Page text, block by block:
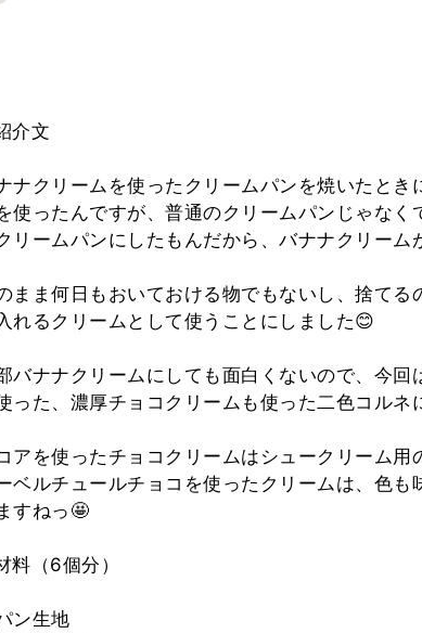
介文
ナクリームを使ったクリームパンを焼いたとき
使ったんですが、普通のクリームパンじゃなく
リームパンにしたもんだから、バナナクリーム
まま何日もおいておける物でもないし、捨てる
れるクリームとして使うことにしました😊
バナナクリームにしても面白くないので、今回
った、濃厚チョコクリームも使った二色コルネ
アを使ったチョコクリームはシュークリーム用
ベルチュールチョコを使ったクリームは、色
すねっ🤩
料（6個分）
ン生地